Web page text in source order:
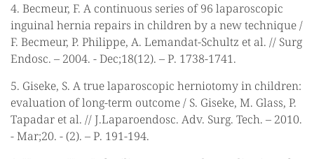
4. Becmeur, F. A continuous series of 96 laparoscopic
inguinal hernia repairs in children by a new technique /
F. Becmeur, P. Philippe, A. Lemandat-Schultz et al. // Surg
Endosc. – 2004. - Dec;18(12). – Р. 1738-1741.
5. Giseke, S. A true laparoscopic herniotomy in children:
evaluation of long-term outcome / S. Giseke, M. Glass, P.
Tapadar et al. // J.Laparoendosc. Adv. Surg. Tech. – 2010.
- Mar;20. - (2). – Р. 191-194.